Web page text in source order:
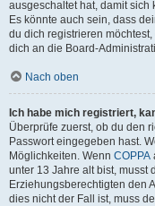
ausgeschaltet hat, damit
Es könnte auch sein, dass
du dich registrieren
dich an die Board-
Nach oben
Ich habe mich registriert,
Überprüfe zuerst, ob du den
Passwort eingegeben hast.
Möglichkeiten. Wenn COPPA
unter 13 Jahre alt bist, musst
Erziehungsberechtigten den
dies nicht der Fall ist, muss